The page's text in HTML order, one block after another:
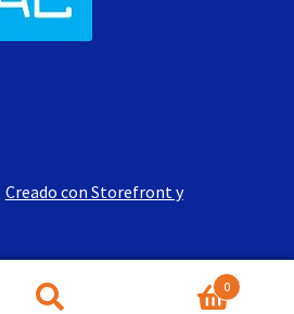
Creado con Storefront y
0